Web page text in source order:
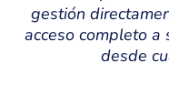
gestión
acceso completo a
desde